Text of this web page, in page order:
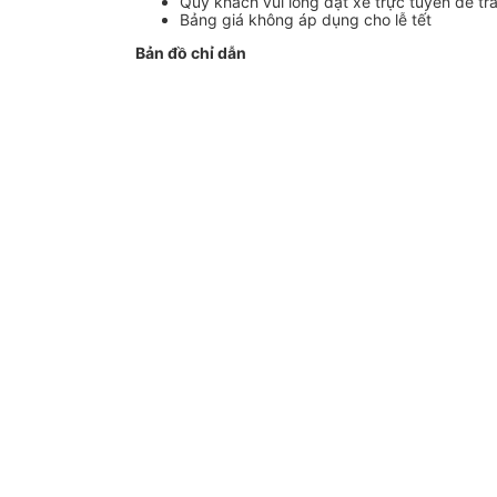
Bảng giá không áp dụng cho lễ tết
Bản đồ chỉ dẫn